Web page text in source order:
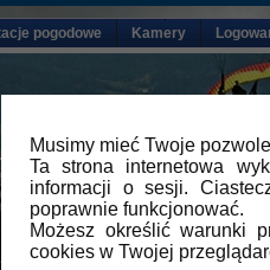
Musimy mieć Twoje
Ta strona internetowa
informacji o sesji.
poprawnie funkcjonować.
Możesz określić warunki
cookies w Twojej
pogodowe Kamery